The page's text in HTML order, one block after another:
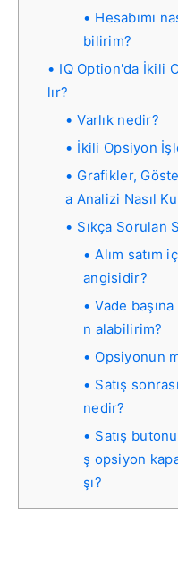
Hesabımı
bilirim?
IQ Option'da İkili
lır?
Varlık nedir?
İkili Opsiyon
Grafikler,
a Analizi Nasıl
Sıkça Sorulan
Alım satım
angisidir?
Vade
n alabilirim?
Opsiyonun
Satış
nedir?
Satış
ş opsiyon
şı?